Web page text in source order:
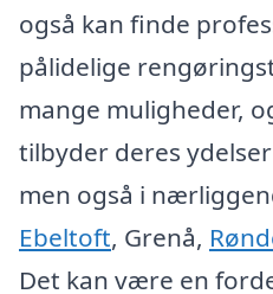
også kan finde
pålidelige
mange muligheder,
tilbyder deres
men også i
Ebeltoft, Grenå,
Det kan være en